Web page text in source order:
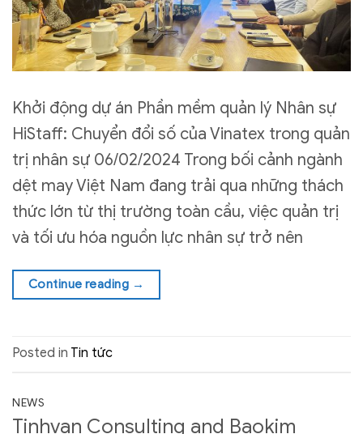
Khởi động dự án Phần mềm quản lý Nhân sự
HiStaff: Chuyển đổi số của Vinatex trong quản
trị nhân sự 06/02/2024 Trong bối cảnh ngành
dệt may Việt Nam đang trải qua những thách
thức lớn từ thị trường toàn cầu, việc quản trị
và tối ưu hóa nguồn lực nhân sự trở nên
Continue reading →
Posted in Tin tức
NEWS
Tinhvan Consulting and Baokim